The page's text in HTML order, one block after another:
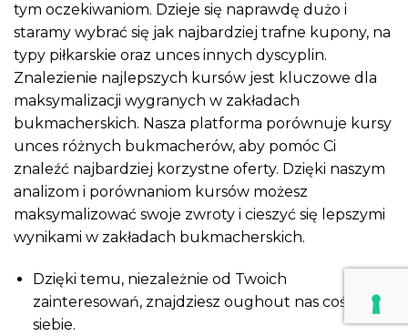
tym oczekiwaniom. Dzieje się naprawdę dużo i
staramy wybrać się jak najbardziej trafne kupony, na
typy piłkarskie oraz unces innych dyscyplin.
Znalezienie najlepszych kursów jest kluczowe dla
maksymalizacji wygranych w zakładach
bukmacherskich. Nasza platforma porównuje kursy
unces różnych bukmacherów, aby pomóc Ci
znaleźć najbardziej korzystne oferty. Dzięki naszym
analizom i porównaniom kursów możesz
maksymalizować swoje zwroty i cieszyć się lepszymi
wynikami w zakładach bukmacherskich.
Dzięki temu, niezależnie od Twoich
zainteresowań, znajdziesz oughout nas coś dla
siebie.